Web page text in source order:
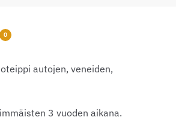
0
autojen, veneiden,
3 vuoden aikana.